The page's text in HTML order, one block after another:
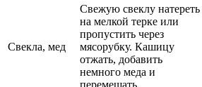
Свекла, мед
Свежую свеклу натереть
на мелкой терке или
пропустить через
мясорубку. Кашицу
отжать, добавить
немного меда и
перемешать.